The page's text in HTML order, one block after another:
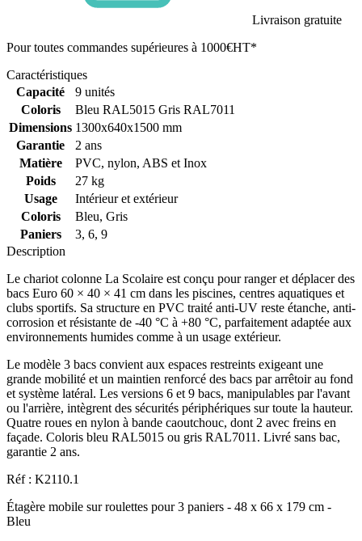
Livraison gratuite
Pour toutes commandes supérieures à 1000€HT*
Caractéristiques
Capacité
9 unités
Coloris
Bleu RAL5015 Gris RAL7011
Dimensions 1300x640x1500 mm
Garantie
2 ans
Matière
PVC, nylon, ABS et Inox
Poids
27 kg
Usage
Intérieur et extérieur
Coloris
Bleu, Gris
Paniers
3, 6, 9
Description
Le chariot colonne La Scolaire est conçu pour ranger et déplacer des
bacs Euro 60 × 40 × 41 cm dans les piscines, centres aquatiques et
clubs sportifs. Sa structure en PVC traité anti-UV reste étanche, anti-
corrosion et résistante de -40 °C à +80 °C, parfaitement adaptée aux
environnements humides comme à un usage extérieur.
Le modèle 3 bacs convient aux espaces restreints exigeant une
grande mobilité et un maintien renforcé des bacs par arrêtoir au fond
et système latéral. Les versions 6 et 9 bacs, manipulables par l'avant
ou l'arrière, intègrent des sécurités périphériques sur toute la hauteur.
Quatre roues en nylon à bande caoutchouc, dont 2 avec freins en
façade. Coloris bleu RAL5015 ou gris RAL7011. Livré sans bac,
garantie 2 ans.
Réf : K2110.1
Étagère mobile sur roulettes pour 3 paniers - 48 x 66 x 179 cm -
Bleu